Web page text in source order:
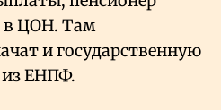
в ЦОН. Там
и государственную
ЕНПФ.